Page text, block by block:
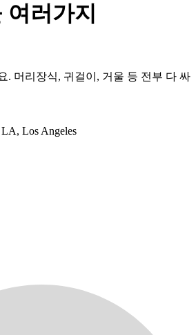
여러가지
. 머리장식, 귀걸이, 거울 등 전부 다 싸
Los Angeles